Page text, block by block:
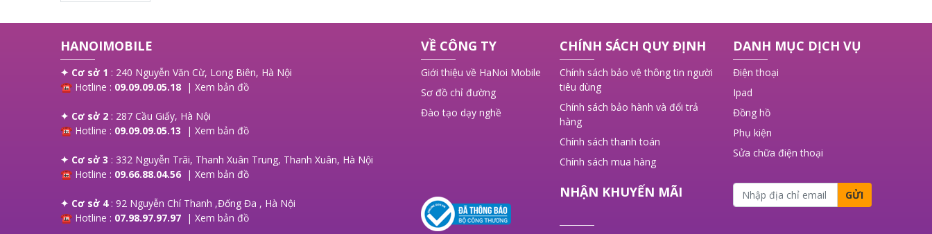
được dài lâu. Bài viết dưới đây,Hanoi
mời bạn tham khảo!
HANOIMOBILE
✦ Cơ sở 1 : 240 Nguyễn Văn Cừ, Long Biên, Hà Nội
☎ Hotline : 09.09.09.05.18 | Xem bản đồ
✦ Cơ sở 2 : 287 Cầu Giấy, Hà Nội
☎ Hotline : 09.09.09.05.13 | Xem bản đồ
✦ Cơ sở 3 : 332 Nguyễn Trãi, Thanh Xuân Trung, Thanh Xuân, Hà Nội
☎ Hotline : 09.66.88.04.56 | Xem bản đồ
✦ Cơ sở 4: 92 Nguyễn Chí Thanh ,Đống Đa , Hà Nội
☎ Hotline : 07.98.97.97.97 | Xem bản đồ
VỀ CÔNG TY
Giới thiệu về HaNoi Mobile
Sơ đồ chỉ đường
Đào tạo dạy nghề
CHÍNH SÁCH QUY ĐỊNH
Chính sách bảo vệ thông tin người
tiêu dùng
Chính sách bảo hành và đổi trả
hàng
Chính sách thanh toán
Chính sách mua hàng
DANH MỤC DỊCH VỤ
Điện thoại
Ipad
Đồng hồ
Phụ kiện
Sửa chữa điện thoại
NHẬN KHUYẾN MÃI GỬI